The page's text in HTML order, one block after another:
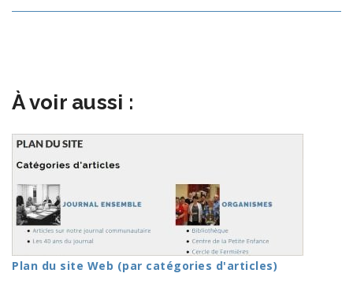
À voir aussi :
Plan du site Web (par catégories d'articles)